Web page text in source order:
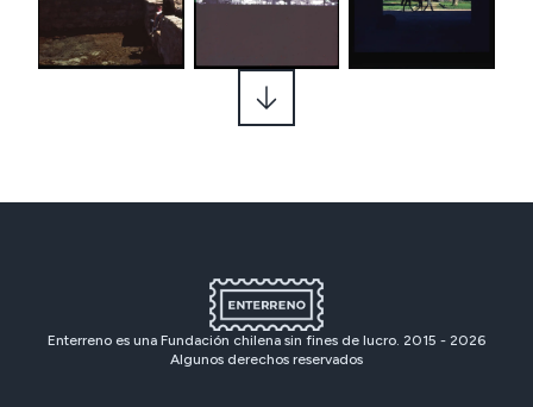
Enterreno es una Fundación chilena sin fines de lucro. 2015 - 2026
Algunos derechos reservados